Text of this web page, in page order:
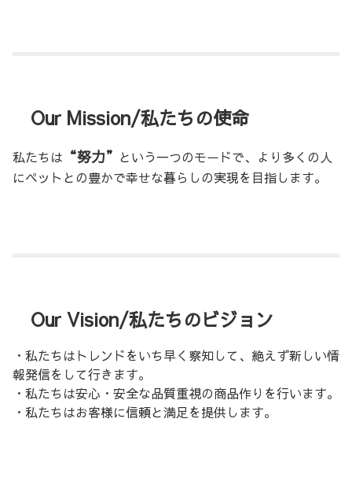
Our Mission/私たちの使命
私たちは “努力” という一つのモードで、より多くの人
にペットとの豊かで幸せな暮らしの実現を目指します。
Our Vision/私たちのビジョン
・私たちはトレンドをいち早く察知して、絶えず新しい情
報発信をして行きます。
・私たちは安心・安全な品質重視の商品作りを行います。
・私たちはお客様に信頼と満足を提供します。